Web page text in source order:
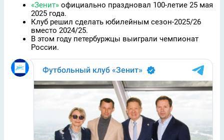
«Зенит» официально праздновал 100-летие 25 мая
2025 года.
Клуб решил сделать юбилейным сезон-2025/26
вместо 2024/25.
В этом году петербуржцы выиграли чемпионат
России.